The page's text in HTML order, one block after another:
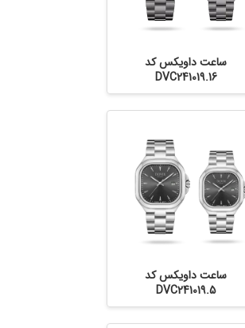
ساعت داویکس کد
DVC241019.16
ساعت داویکس کد
DVC241019.5